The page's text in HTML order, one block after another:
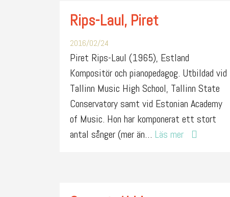
Rips-Laul, Piret
2016/02/24
Piret Rips-Laul (1965), Estland
Kompositör och pianopedagog. Utbildad vid
Tallinn Music High School, Tallinn State
Conservatory samt vid Estonian Academy
of Music. Hon har komponerat ett stort
antal sånger (mer än… Läs mer